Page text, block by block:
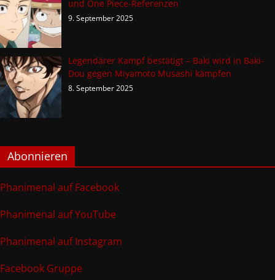
und One Piece-Referenzen
9. September 2025
Legendärer Kampf bestätigt – Baki wird in Baki-
Dou gegen Miyamoto Musashi kämpfen
8. September 2025
Abonnieren
Phanimenal auf Facebook
Phanimenal auf YouTube
Phanimenal auf Instagram
Facebook Gruppe